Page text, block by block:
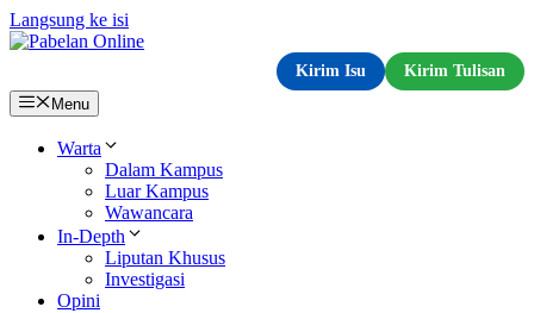
Langsung ke isi
Kirim Isu
Kirim Tulisan
Menu
Warta
Dalam Kampus
Luar Kampus
Wawancara
In-Depth
Liputan Khusus
Investigasi
Opini